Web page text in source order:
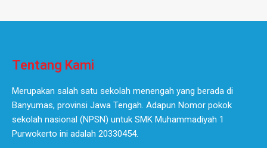
Tentang Kami
Merupakan salah satu sekolah menengah yang berada di
Banyumas, provinsi Jawa Tengah. Adapun Nomor pokok
sekolah nasional (NPSN) untuk SMK Muhammadiyah 1
Purwokerto ini adalah 20330454.